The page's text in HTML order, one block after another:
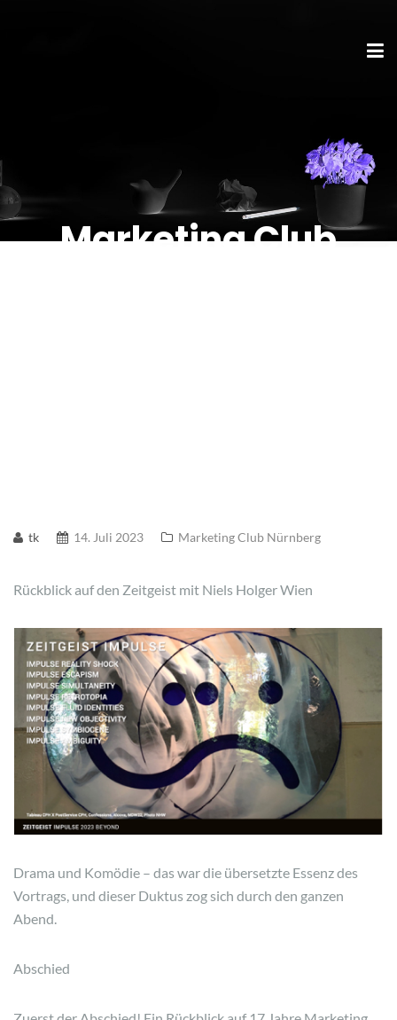
Marketing Club
tk 14. Juli 2023 Marketing Club Nürnberg
Rückblick auf den Zeitgeist mit Niels Holger Wien
Drama und Komödie – das war die übersetzte Essenz des
Vortrags, und dieser Duktus zog sich durch den ganzen
Abend.
Abschied